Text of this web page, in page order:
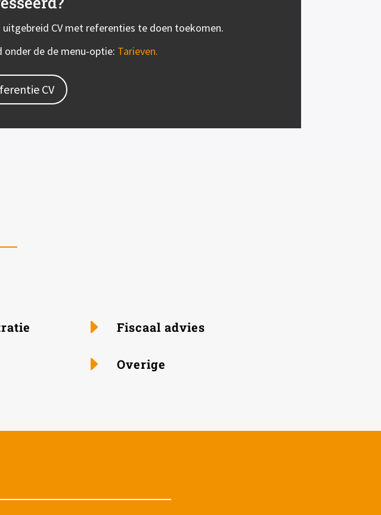
CV met referenties te doen toekomen.
de de menu-optie: Tarieven.
CV
Fiscaal advies
Overige